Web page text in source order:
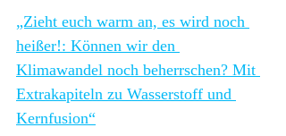
„Zieht euch warm an, es wird noch
heißer!: Können wir den
Klimawandel noch beherrschen? Mit
Extrakapiteln zu Wasserstoff und
Kernfusion“